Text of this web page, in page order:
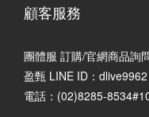
顧客服務
團體服 訂購/官網商品詢
盈甄 LINE ID：dlive9962
電話：(02)8285-